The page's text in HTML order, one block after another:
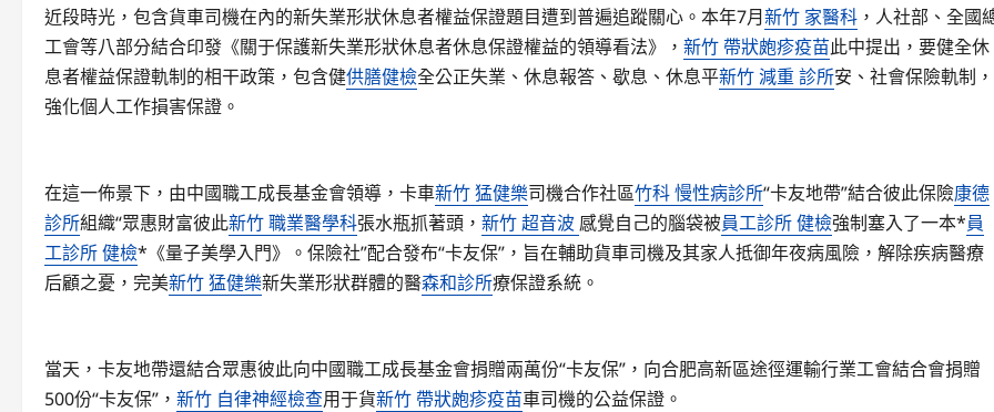
近段時光，包含貨車司機在內的新失業形狀休息者權益保證題目遭到普遍追蹤關心。本年7月新竹 家醫科 ，人社部、全國
工會等八部分結合印發《關于保護新失業形狀休息者休息保證權益的領導看法》， 新竹 帶狀皰疹疫苗此中提出，要健全休
息者權益保證軌制的相干政策，包含健供膳健檢全公正失業、休息報答、歇息、休息平新竹 減重 診所安、社會保險軌制，
強化個人工作損害保證。
在這一佈景下，由中國職工成長基金會領導，卡車新竹 猛健樂司機合作社區竹科 慢性病診所“卡友地帶”結合彼此保險康德
診所組織“眾惠財富彼此新竹 職業醫學科張水瓶抓著頭， 新竹 超音波 感覺自己的腦袋被員工診所 健檢強制塞入了一本*員
工診所 健檢*《量子美學入門》。保險社”配合發布“卡友保”，旨在輔助貨車司機及其家人抵御年夜病風險，解除疾病醫療
后顧之憂，完美新竹 猛健樂新失業形狀群體的醫森和診所療保證系統。
當天，卡友地帶還結合眾惠彼此向中國職工成長基金會捐贈兩萬份“卡友保”，向合肥高新區途徑運輸行業工會結合會捐贈
500份“卡友保”， 新竹 自律神經檢查用于貨新竹 帶狀皰疹疫苗車司機的公益保證。